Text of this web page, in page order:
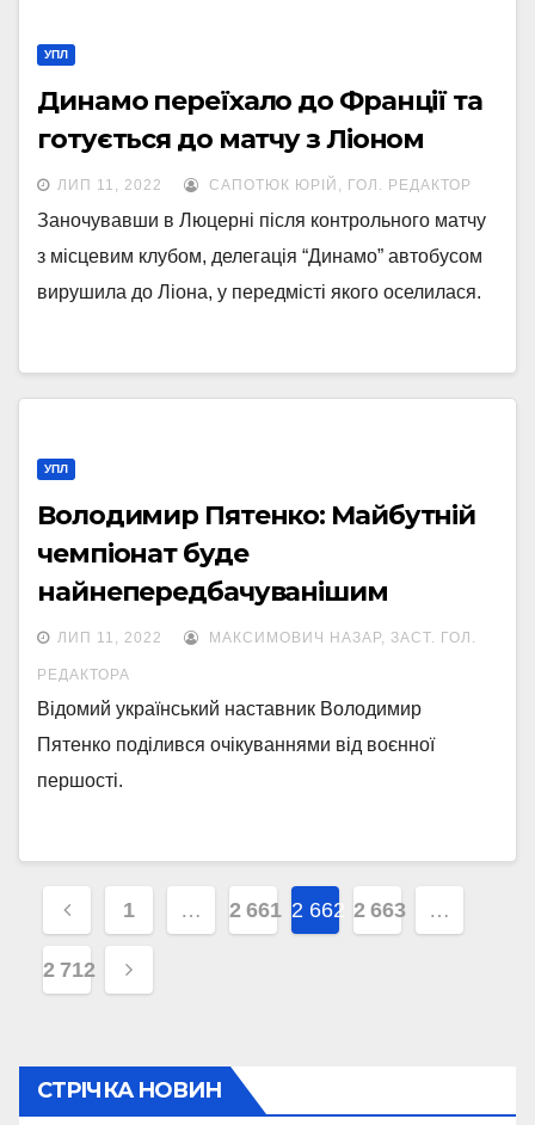
УПЛ
Динамо переїхало до Франції та
готується до матчу з Ліоном
ЛИП 11, 2022 САПОТЮК ЮРІЙ, ГОЛ. РЕДАКТОР
Заночувавши в Люцерні після контрольного матчу
з місцевим клубом, делегація “Динамо” автобусом
вирушила до Ліона, у передмісті якого оселилася.
УПЛ
Володимир Пятенко: Майбутній
чемпіонат буде
найнепередбачуванішим
ЛИП 11, 2022 МАКСИМОВИЧ НАЗАР, ЗАСТ. ГОЛ.
РЕДАКТОРА
Відомий український наставник Володимир
Пятенко поділився очікуваннями від воєнної
першості.
Навігація
записів
1 … 2 661 2 662 2 663 …
2 712
СТРІЧКА НОВИН